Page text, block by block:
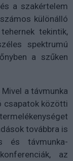
a szakértelem
különálló
tekintik,
spektrumú
a szűken
Mivel a távmunka
csapatok közötti
továbbra is
és távmunka-
az